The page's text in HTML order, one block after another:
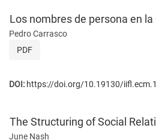
Los nombres de persona en
Pedro Carrasco
PDF
DOI: https://doi.org/10.19130/
The Structuring of Social
June Nash